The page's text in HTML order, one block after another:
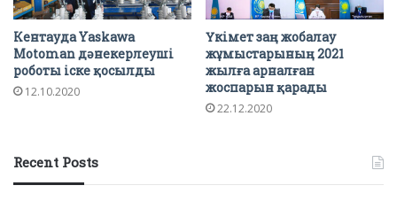
Кентауда Yaskawa
Motoman дәнекерлеуші
роботы іске қосылды
12.10.2020
Үкімет заң жобалау
жұмыстарының 2021
жылға арналған
жоспарын қарады
22.12.2020
Recent Posts